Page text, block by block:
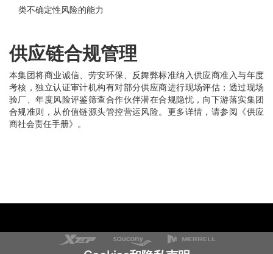
类不确定性风险的能力
供应链合规管理
本集团将商业诚信、劳安环保、反舞弊标准纳入供应商准入与年度
考核，独立认证审计机构有对部分供应商进行现场评估；透过现场
验厂、年度风险评鉴筛查合作伙伴潜在合规隐忧，向下游落实集团
合规准则，从价值链源头管控营运风险。更多详情，请参阅《供应
商社会责任手册》。